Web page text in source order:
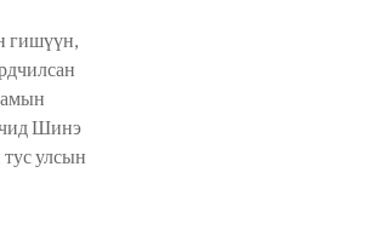
гишүүн,
Шинэ
улсын